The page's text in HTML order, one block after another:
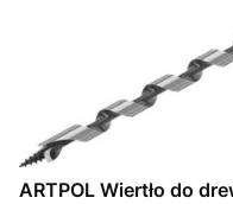
ARTPOL Wiertło do